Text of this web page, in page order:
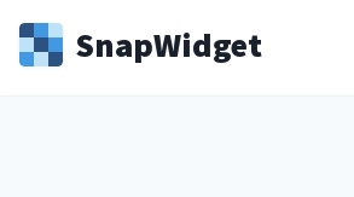
SnapWidget